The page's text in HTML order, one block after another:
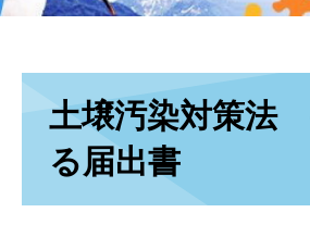
土壌汚染対策法
る届出書